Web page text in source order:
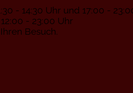
- 14:30 Uhr und 17:00 -
- 23:00 Uhr
Besuch.